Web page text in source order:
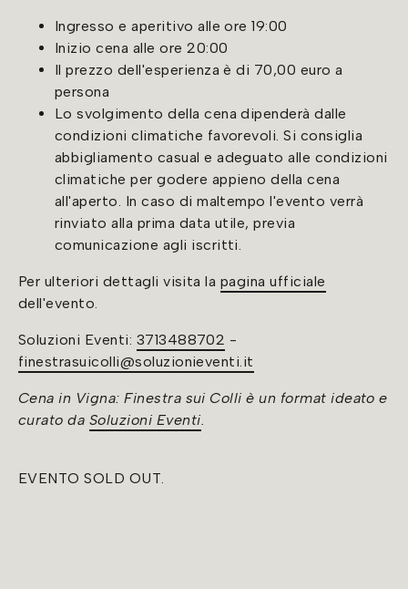
Ingresso e aperitivo alle ore 19:00
Inizio cena alle ore 20:00
Il prezzo dell'esperienza è di 70,00 euro a
persona
Lo svolgimento della cena dipenderà dalle
condizioni climatiche favorevoli. Si consiglia
abbigliamento casual e adeguato alle condizioni
climatiche per godere appieno della cena
all'aperto. In caso di maltempo l'evento verrà
rinviato alla prima data utile, previa
comunicazione agli iscritti.
Per ulteriori dettagli visita la pagina ufficiale
dell'evento.
Soluzioni Eventi: 3713488702 -
finestrasuicolli@soluzionieventi.it
Cena in Vigna: Finestra sui Colli è un format ideato e
curato da Soluzioni Eventi.
EVENTO SOLD OUT.